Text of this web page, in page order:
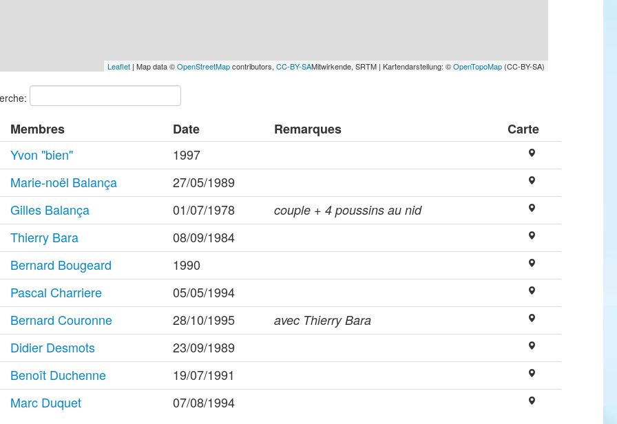
Leaflet| Map data ©OpenStreetMapcontributors, CC-BY-SAMitwirkende, SRTM | Kartendarstellung: ©OpenTopoMap(CC-BY-SA)
Membres Date Remarques
Carte
Yvon "bien"
1997
Marie-noël Balança
27/05/1989
Gilles Balança
01/07/1978 couple + 4 poussins au nid
Thierry Bara
08/09/1984
Bernard Bougeard
1990
Pascal Charriere
05/05/1994
Bernard Couronne
28/10/1995 avec Thierry Bara
Didier Desmots
23/09/1989
Benoît Duchenne
19/07/1991
Marc Duquet
07/08/1994